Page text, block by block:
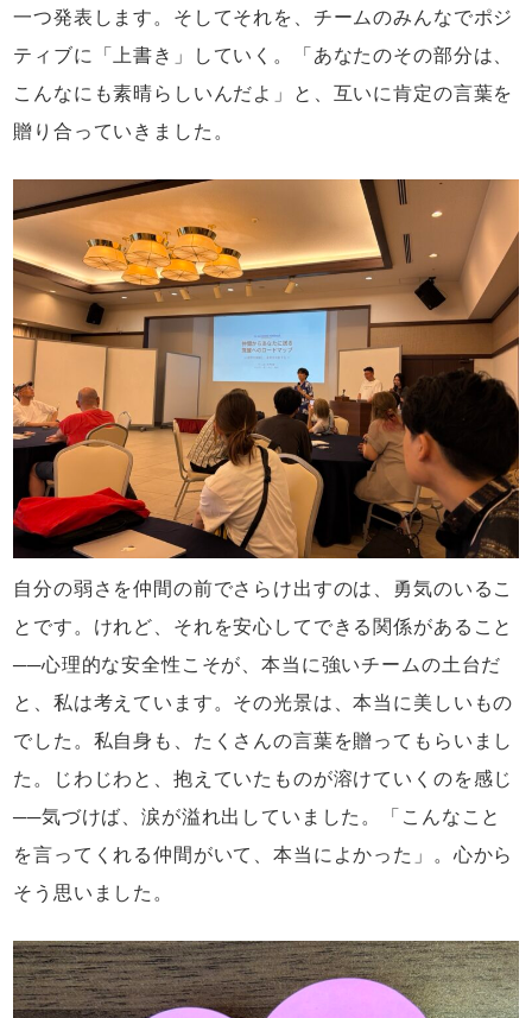
一つ発表します。そしてそれを、チームのみんなでポジ
ティブに「上書き」していく。「あなたのその部分は、
こんなにも素晴らしいんだよ」と、互いに肯定の言葉を
贈り合っていきました。
自分の弱さを仲間の前でさらけ出すのは、勇気のいるこ
とです。けれど、それを安心してできる関係があること
──心理的な安全性こそが、本当に強いチームの土台だ
と、私は考えています。その光景は、本当に美しいもの
でした。私自身も、たくさんの言葉を贈ってもらいまし
た。じわじわと、抱えていたものが溶けていくのを感じ
──気づけば、涙が溢れ出していました。「こんなこと
を言ってくれる仲間がいて、本当によかった」。心から
そう思いました。